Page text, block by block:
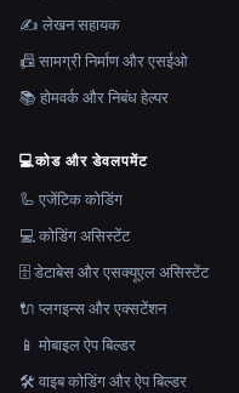
✍️ लेखन सहायक
📠 सामग्री निर्माण और एसईओ
📚 होमवर्क और निबंध हेल्पर
💻कोड और डेवलपमेंट
🦾 एजेंटिक कोडिंग
💻 कोडिंग असिस्टेंट
🗄️ डेटाबेस और एसक्यूएल असिस्टेंट
🔌 प्लगइन्स और एक्सटेंशन
📱 मोबाइल ऐप बिल्डर
🛠️ वाइब कोडिंग और ऐप बिल्डर